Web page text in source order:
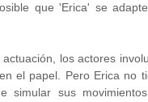
que 'Erica' se
los actores
el papel. Pero Erica no
simular sus